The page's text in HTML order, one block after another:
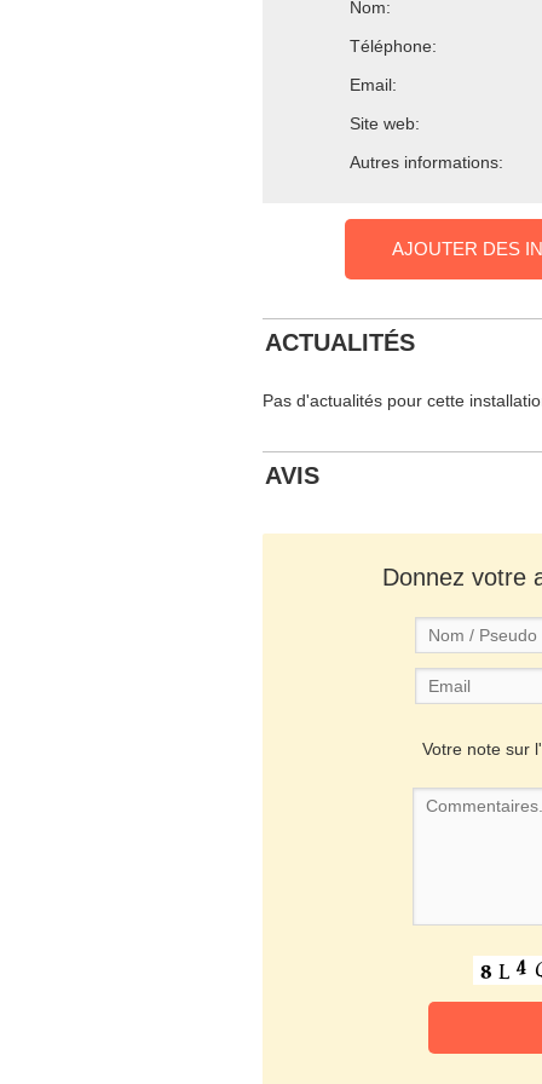
Nom:
Téléphone:
Email:
Site web:
Autres informations:
AJOUTER DES
ACTUALITÉS
Pas d'actualités pour cette
AVIS
Donnez votre
Votre note sur